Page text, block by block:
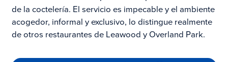
de la coctelería. El servicio es impecable y el ambiente
acogedor, informal y exclusivo, lo distingue realmente
de otros restaurantes de Leawood y Overland Park.